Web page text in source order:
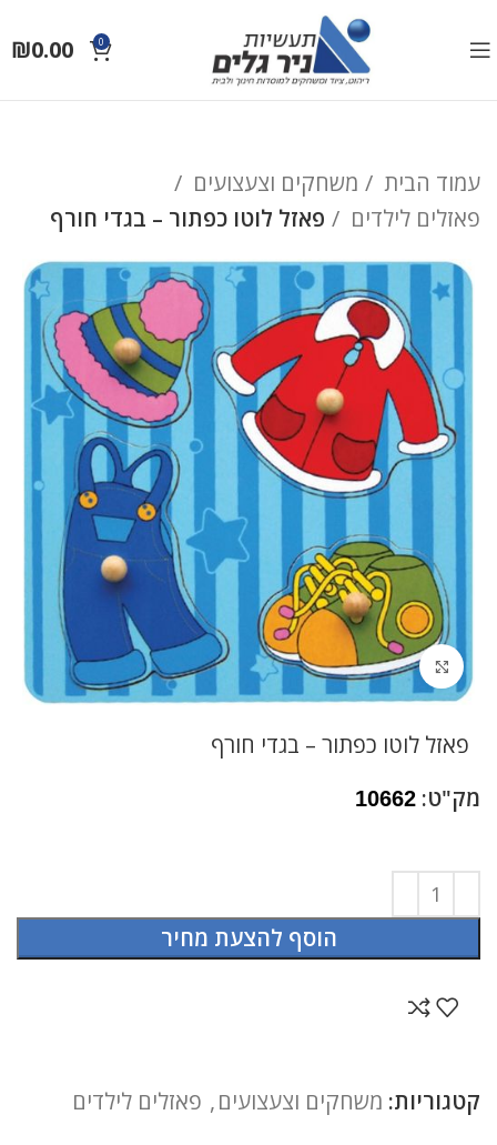
0
₪0.00
עמוד הבית
משחקים וצעצועים
פאזלים לילדים
פאזל לוטו כפתור – בגדי חורף
לחץ להגדלה
פאזל לוטו כפתור – בגדי חורף
מק"ט: 10662
הוסף להצעת מחיר
קטגוריות: משחקים וצעצועים, פאזלים לילדים